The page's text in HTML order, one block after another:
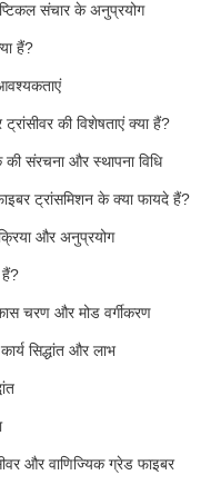
संचार के अनुप्रयोग
हैं?
की विशेषताएं क्या हैं?
संरचना और स्थापना विधि
ट्रांसमिशन के क्या फायदे हैं?
और अनुप्रयोग
हैं?
चरण और मोड वर्गीकरण
सिद्धांत और लाभ
और वाणिज्यिक ग्रेड फाइबर